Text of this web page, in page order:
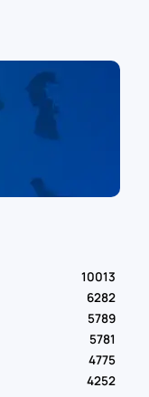
10013
6282
5789
5781
4775
4252